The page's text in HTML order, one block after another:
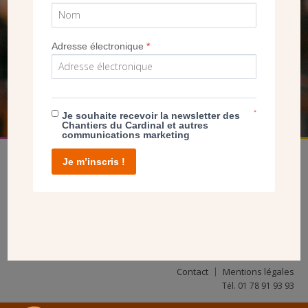
SEUL VOTRE DON
NOUS PERMET D’AGIR
Contact Mentions légales
Tél. 01 78 91 93 93
Adresse électronique*
Je souhaite recevoir la newsletter des
Chantiers du Cardinal et autres
communications marketing
*
Je m’inscris !